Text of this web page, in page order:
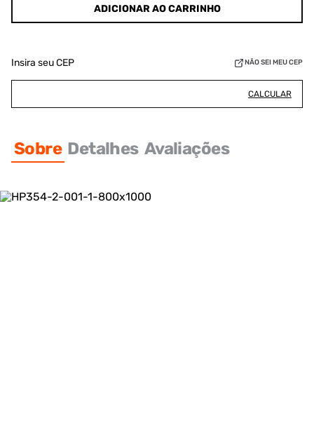
ADICIONAR AO CARRINHO
Insira seu CEP NÃO SEI MEU CEP
CALCULAR
Sobre Detalhes Avaliações